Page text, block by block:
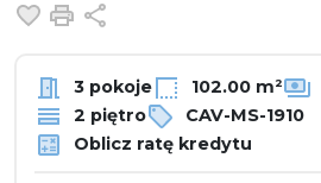
Dodaj do ulubionych
Drukuj
3 pokoje 102.00 m²
2 piętro
CAV-MS-1910
Oblicz ratę kredytu